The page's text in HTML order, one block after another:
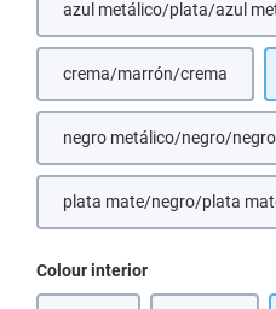
azul metálico/plata/azul
(Esta opción
crema/marrón/crema
(Esta opción no
negro metálico/negro/
plata mate/negro/plata
Seleccione
Colour interior